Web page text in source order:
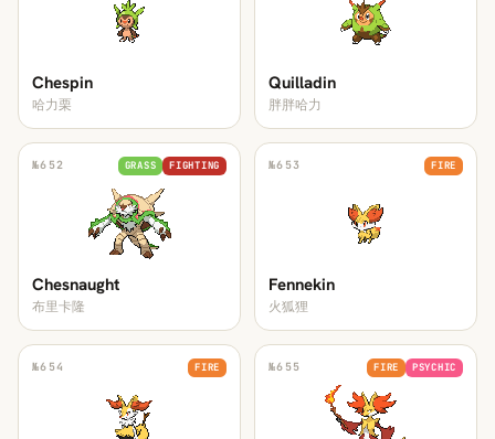
Chespin
哈力栗
Quilladin
胖胖哈力
№652 GRASS FIGHTING
Chesnaught
布里卡隆
№653 FIRE
Fennekin
火狐狸
№654 FIRE №655 FIRE PSYCHIC